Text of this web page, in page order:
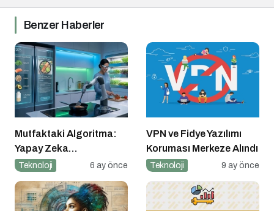
Benzer Haberler
Mutfaktaki Algoritma:
Yapay Zeka
Gastronomiyi Nasıl
Teknoloji 6 ay önce
VPN ve Fidye Yazılımı
Koruması Merkeze Alındı
Teknoloji 9 ay önce